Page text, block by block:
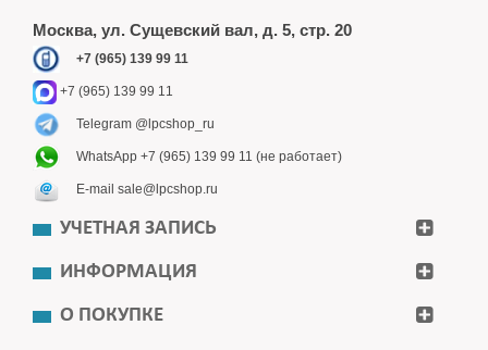
Москва, ул. Сущевский вал, д. 5, стр. 20
+7 (965) 139 99 11
+7 (965) 139 99 11
Telegram @lpcshop_ru
WhatsApp +7 (965) 139 99 11 (не работает)
E-mail sale@lpcshop.ru
УЧЕТНАЯ ЗАПИСЬ
ИНФОРМАЦИЯ
О ПОКУПКЕ